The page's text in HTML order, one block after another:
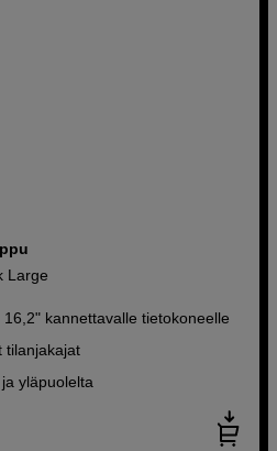
Large
kannettavalle tietokoneelle
tilanjakajat
yläpuolelta